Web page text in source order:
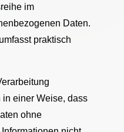
im
Daten.
praktisch
einer Weise, dass
ohne